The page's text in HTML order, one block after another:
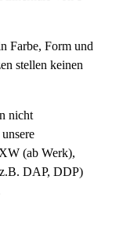
Farbe, Form und
stellen keinen
nicht
(ab Werk),
DAP, DDP)